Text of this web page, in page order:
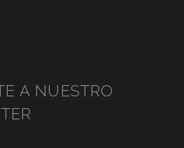
A NUESTRO